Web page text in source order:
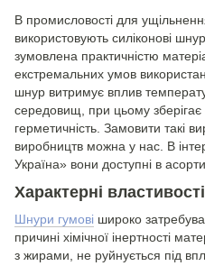
В промисловості для
використовують силіконові
зумовлена практичністю
екстремальних умов
шнур витримує вплив
середовищ, при цьому зберігає
герметичність. Замовити такі
виробництв можна у нас. В
Україна» вони доступні в
Характерні
Шнури гумові широко
причині хімічної інертності
з жирами, не руйнується під